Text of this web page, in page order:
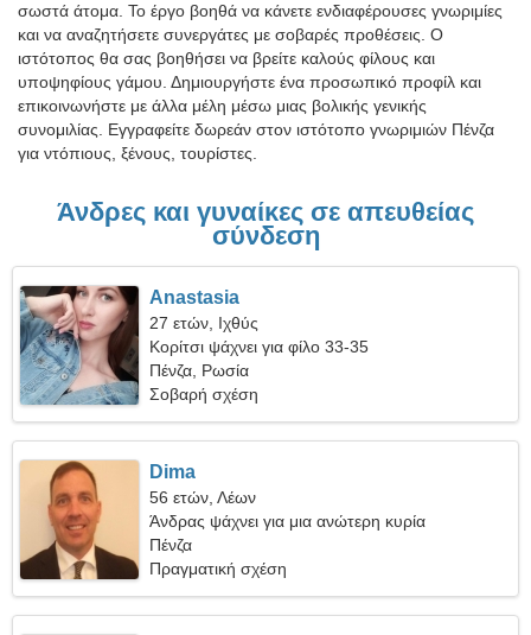
σωστά άτομα. Το έργο βοηθά να κάνετε ενδιαφέρουσες γνωριμίες
και να αναζητήσετε συνεργάτες με σοβαρές προθέσεις. Ο
ιστότοπος θα σας βοηθήσει να βρείτε καλούς φίλους και
υποψηφίους γάμου. Δημιουργήστε ένα προσωπικό προφίλ και
επικοινωνήστε με άλλα μέλη μέσω μιας βολικής γενικής
συνομιλίας. Εγγραφείτε δωρεάν στον ιστότοπο γνωριμιών Πένζα
για ντόπιους, ξένους, τουρίστες.
Άνδρες και γυναίκες σε απευθείας
σύνδεση
Anastasia
27 ετών, Ιχθύς
Κορίτσι ψάχνει για φίλο 33-35
Πένζα, Ρωσία
Σοβαρή σχέση
Dima
56 ετών, Λέων
Άνδρας ψάχνει για μια ανώτερη κυρία
Πένζα
Πραγματική σχέση